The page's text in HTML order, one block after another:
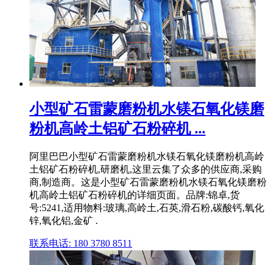
小型矿石雷蒙磨粉机水镁石氧化镁磨
粉机高岭土铝矿石粉碎机 ...
阿里巴巴小型矿石雷蒙磨粉机水镁石氧化镁磨粉机高岭
土铝矿石粉碎机,研磨机,这里云集了众多的供应商,采购
商,制造商。这是小型矿石雷蒙磨粉机水镁石氧化镁磨粉
机高岭土铝矿石粉碎机的详细页面。品牌:锦卓,货
号:5241,适用物料:玻璃,高岭土,石英,滑石粉,碳酸钙,氧化
锌,氧化铝,金矿 .
联系电话: 180 3780 8511